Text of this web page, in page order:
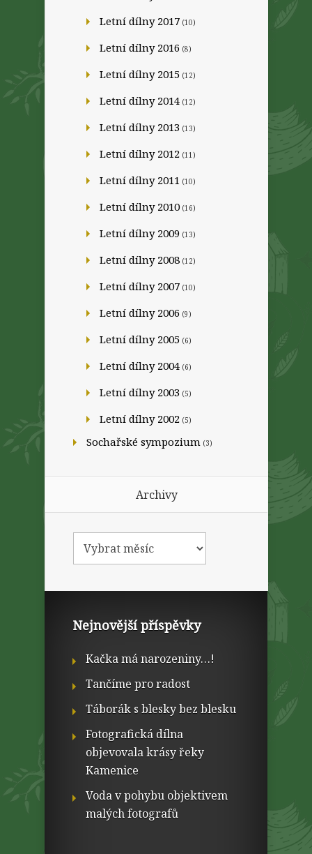
Letní dílny 2017 (10)
Letní dílny 2016 (8)
Letní dílny 2015 (12)
Letní dílny 2014 (12)
Letní dílny 2013 (13)
Letní dílny 2012 (11)
Letní dílny 2011 (10)
Letní dílny 2010 (16)
Letní dílny 2009 (13)
Letní dílny 2008 (12)
Letní dílny 2007 (10)
Letní dílny 2006 (9)
Letní dílny 2005 (6)
Letní dílny 2004 (6)
Letní dílny 2003 (5)
Letní dílny 2002 (5)
Sochařské sympozium (3)
Archivy
Nejnovější příspěvky
Kačka má narozeniny…!
Tančíme pro radost
Táborák s blesky bez blesku
Fotografická dílna
objevovala krásy řeky
Kamenice
Voda v pohybu objektivem
malých fotografů